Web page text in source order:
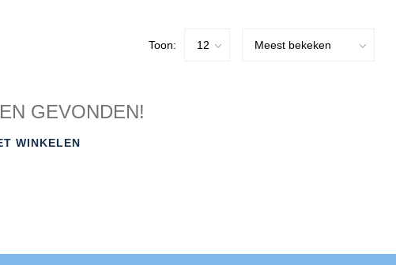
Toon:
GEVONDEN!
WINKELEN